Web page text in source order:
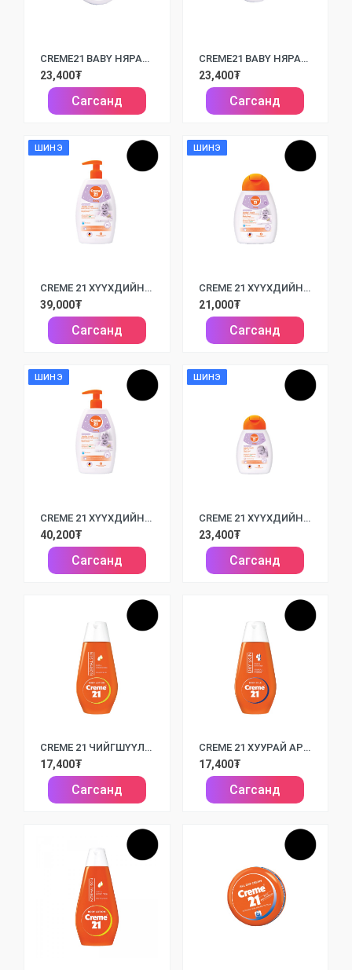
CREME21 BABY НЯРАЙН ХҮҮХДИЙН ТОС /150МЛ/
23,400₮
Сагсанд
CREME21 BABY НЯРАЙН НУРАЛТЫН ТОС /150МЛ/
23,400₮
Сагсанд
ШИНЭ
CREME 21 ХҮҮХДИЙН ҮС БОЛОН БИЕ УГААГЧ ШИНГЭН САВАН /500GR/
39,000₮
Сагсанд
ШИНЭ
CREME 21 ХҮҮХДИЙН ҮС БОЛОН БИЕ УГААГЧ ШИНГЭН САВАН /250GR/
21,000₮
Сагсанд
ШИНЭ
CREME 21 ХҮҮХДИЙН БИЕИЙН ТОС / 500ML /
40,200₮
Сагсанд
ШИНЭ
CREME 21 ХҮҮХДИЙН БИЕИЙН ТОС / 250GR /
23,400₮
Сагсанд
CREME 21 ЧИЙГШҮҮЛЭХ ҮЙЛЧИЛГЭЭТЭЙ БИЕИЙН ТОС NORMAL /250МЛ/
17,400₮
Сагсанд
CREME 21 ХУУРАЙ АРЬСНЫ БИЕИЙН ТОС DRY /250МЛ/
17,400₮
Сагсанд